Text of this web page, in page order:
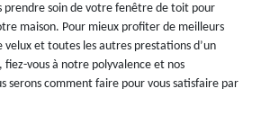
prendre soin de votre fenêtre de toit pour
maison. Pour mieux profiter de meilleurs
et toutes les autres prestations d’un
fiez-vous à notre polyvalence et nos
serons comment faire pour vous satisfaire par